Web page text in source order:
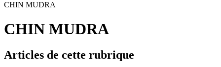
CHIN MUDRA
CHIN MUDRA
Articles de cette rubrique